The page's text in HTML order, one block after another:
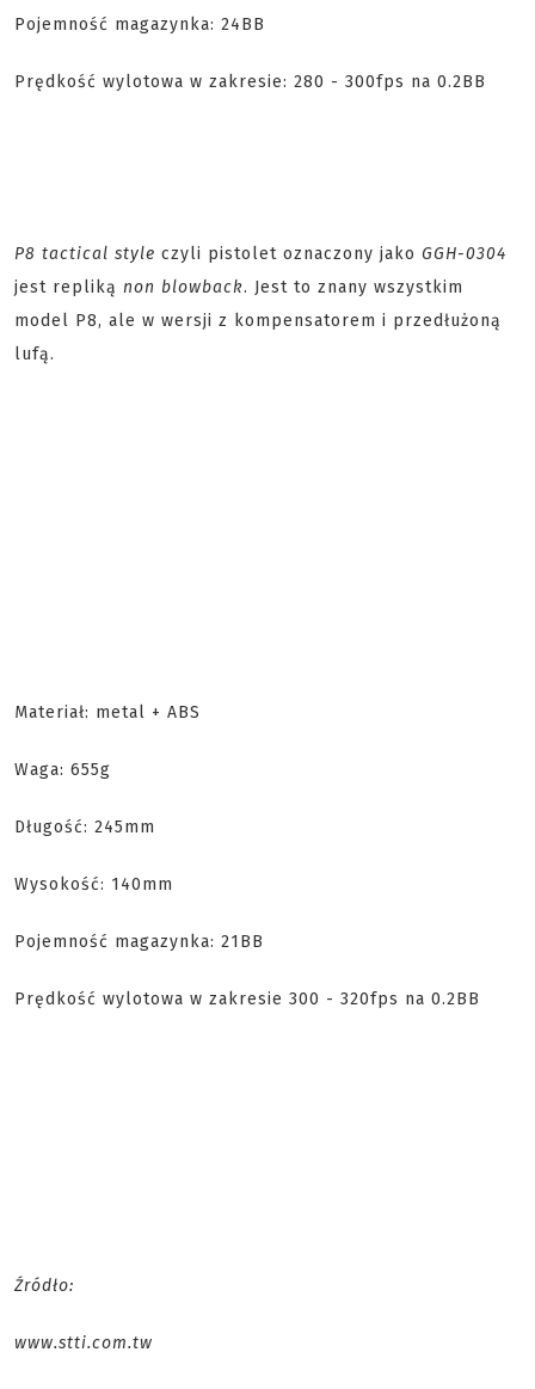
Pojemność magazynka: 24BB
Prędkość wylotowa w zakresie: 280 - 300fps na 0.2BB
P8 tactical style czyli pistolet oznaczony jako GGH-0304
jest repliką non blowback. Jest to znany wszystkim
model P8, ale w wersji z kompensatorem i przedłużoną
lufą.
Materiał: metal + ABS
Waga: 655g
Długość: 245mm
Wysokość: 140mm
Pojemność magazynka: 21BB
Prędkość wylotowa w zakresie 300 - 320fps na 0.2BB
Źródło:
www.stti.com.tw